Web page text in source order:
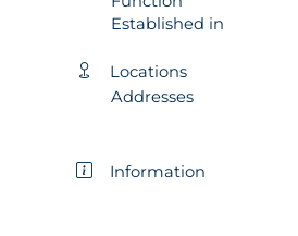
Established in
Locations
Addresses
Information